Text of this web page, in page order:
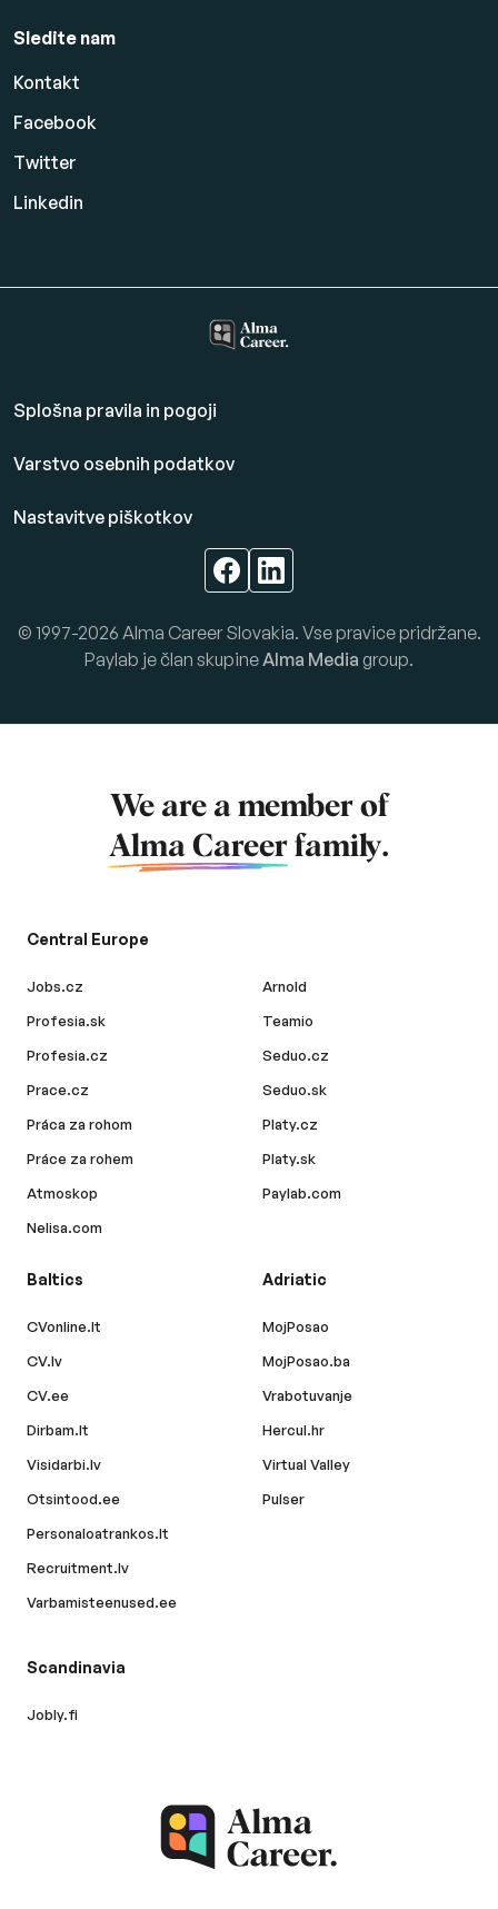
Sledite nam
Kontakt
Facebook
Twitter
Linkedin
Splošna pravila in pogoji
Varstvo osebnih podatkov
Nastavitve piškotkov
© 1997-2026 Alma Career Slovakia. Vse pravice pridržane.
Paylab je član skupineAlma Media group.
We are a member of
Alma Career family.
Central Europe
Jobs.cz
Profesia.sk
Profesia.cz
Prace.cz
Práca za rohom
Práce za rohem
Atmoskop
Nelisa.com
Arnold
Teamio
Seduo.cz
Seduo.sk
Platy.cz
Platy.sk
Paylab.com
Baltics
CVonline.lt
CV.lv
CV.ee
Dirbam.lt
Visidarbi.lv
Otsintood.ee
Personaloatrankos.lt
Recruitment.lv
Varbamisteenused.ee
Adriatic
MojPosao
MojPosao.ba
Vrabotuvanje
Hercul.hr
Virtual Valley
Pulser
Scandinavia
Jobly.fi